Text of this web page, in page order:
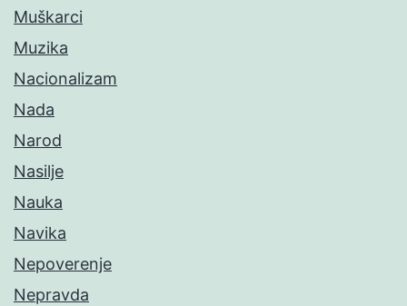
Muškarci
Muzika
Nacionalizam
Nada
Narod
Nasilje
Nauka
Navika
Nepoverenje
Nepravda